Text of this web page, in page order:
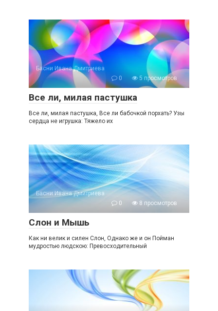
Басни Ивана Дмитриева
0
5 просмотров
Все ли, милая пастушка
Все ли, милая пастушка, Все ли бабочкой порхать? Узы
сердца не игрушка: Тяжело их
Басни Ивана Дмитриева
0
8 просмотров
Слон и Мышь
Как ни велик и силен Слон, Однако же и он Пойман
мудростью людскою: Превосходительный